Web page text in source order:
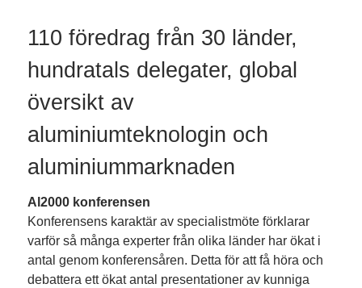
110 föredrag från 30 länder,
hundratals delegat­er, global
översikt av
aluminiumteknologin och
aluminiummarknaden
Al2000 konferensen
Konferensens karaktär av specialistmöte förklarar
varför så många experter från olika länd­er har ökat i
antal genom konferensåren. Detta för att få höra och
debattera ett ökat antal presentationer av kunniga